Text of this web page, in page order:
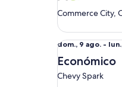
Commerce City,
Del
dom.,
9
ago.
dom., 9 ago. -
Económico
Chevy Spark
Económico